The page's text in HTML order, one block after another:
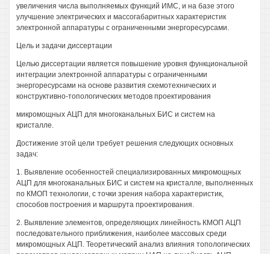
увеличения числа выполняемых функций ИМС, и на базе этого
улучшение электрических и массогабаритных характеристик
электронной аппаратуры с ограниченными энергоресурсами.
Цель и задачи диссертации
Целью диссертации является повышение уровня функциональной
интеграции электронной аппаратуры с ограниченными
энергоресурсами на основе развития схемотехнических и
конструктивно-топологических методов проектирования
микромощных АЦП для многоканальных БИС и систем на
кристалле.
Достижение этой цели требует решения следующих основных
задач:
1. Выявление особенностей специализированных микромощных
АЦП для многоканальных БИС и систем на кристалле, выполненных
по КМОП технологии, с точки зрения набора характеристик,
способов построения и маршрута проектирования.
2. Выявление элементов, определяющих линейность КМОП АЦП
последовательного приближения, наиболее массовых среди
микромощных АЦП. Теоретический анализ влияния топологических